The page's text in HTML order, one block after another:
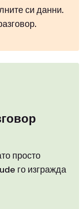
си данни.
просто
го изгражда